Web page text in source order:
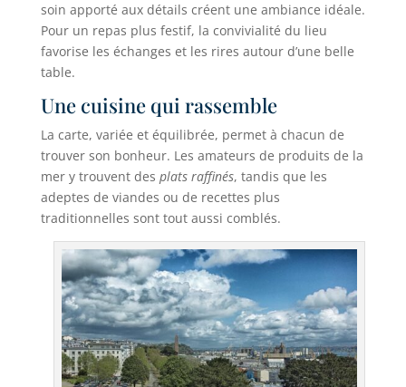
soin apporté aux détails créent une ambiance idéale.
Pour un repas plus festif, la convivialité du lieu
favorise les échanges et les rires autour d’une belle
table.
Une cuisine qui rassemble
La carte, variée et équilibrée, permet à chacun de
trouver son bonheur. Les amateurs de produits de la
mer y trouvent des plats raffinés, tandis que les
adeptes de viandes ou de recettes plus
traditionnelles sont tout aussi comblés.